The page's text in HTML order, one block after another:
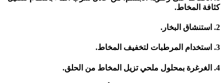
كثافة المخاط.
2. استنشاق البخار.
3. استخدام المرطبات لتخفيف المخاط.
4. الغرغرة بمحلول ملحي تزيل المخاط من الحلق.